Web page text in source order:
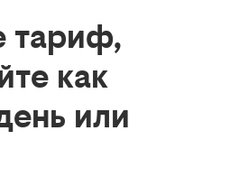
тариф,
как
или